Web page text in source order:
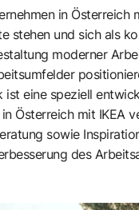
in Österreich
stehen und sich als
moderner
ist eine speziell
Österreich mit IKEA
sowie
des